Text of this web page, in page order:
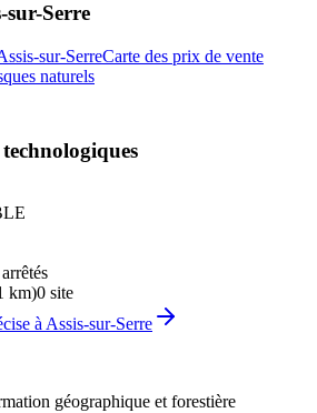
sur-Serre
sur-SerreCarte des prix de vente
naturels
km)0 site
à Assis-sur-Serre
géographique et forestière